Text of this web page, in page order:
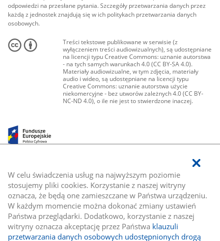
W celu świadczenia usług na najwyższym poziomie
stosujemy pliki cookies. Korzystanie z naszej witryny
oznacza, że będą one zamieszczane w Państwa urządzeniu.
W każdym momencie można dokonać zmiany ustawień
Państwa przeglądarki. Dodatkowo, korzystanie z naszej
witryny oznacza akceptację przez Państwa klauzuli
przetwarzania danych osobowych udostępnionych drogą
odpowiedzi na przesłane pytania. Szczegóły przetwarzania danych przez
każdą z jednostek znajdują się w ich politykach przetwarzania danych
osobowych.
Treści tekstowe publikowane w serwisie (z
wyłączeniem treści audiowizualnych), są udostępniane
na licencji typu Creative Commons: uznanie autorstwa
- na tych samych warunkach 4.0 (CC BY-SA 4.0).
Materiały audiowizualne, w tym zdjęcia, materiały
audio i wideo, są udostępniane na licencji typu
Creative Commons: uznanie autorstwa użycie
niekomercyjne - bez utworów zależnych 4.0 (CC BY-
NC-ND 4.0), o ile nie jest to stwierdzone inaczej.